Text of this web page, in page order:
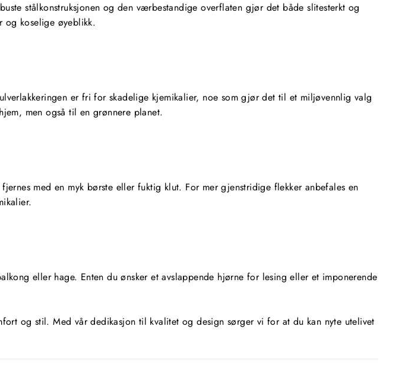
stålkonstruksjonen og den værbestandige overflaten gjør det både slitesterkt og
og koselige øyeblikk.
er fri for skadelige kjemikalier, noe som gjør det til et miljøvennlig valg
men også til en grønnere planet.
med en myk børste eller fuktig klut. For mer gjenstridige flekker anbefales en
eller hage. Enten du ønsker et avslappende hjørne for lesing eller et imponerende
og stil. Med vår dedikasjon til kvalitet og design sørger vi for at du kan nyte utelivet